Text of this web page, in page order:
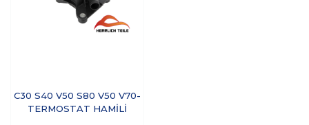
C30 S40 V50 S80 V50 V70-
TERMOSTAT HAMİLİ